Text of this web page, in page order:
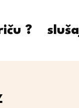
?